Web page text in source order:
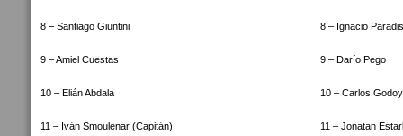
8 – Santiago Giuntini 8 – Ignacio
9 – Amiel Cuestas 9 – Darío Pego
10 – Elián Abdala 10 – Carlos Godoy
11 – Iván Smoulenar (Capitán) 11 – Jonatan